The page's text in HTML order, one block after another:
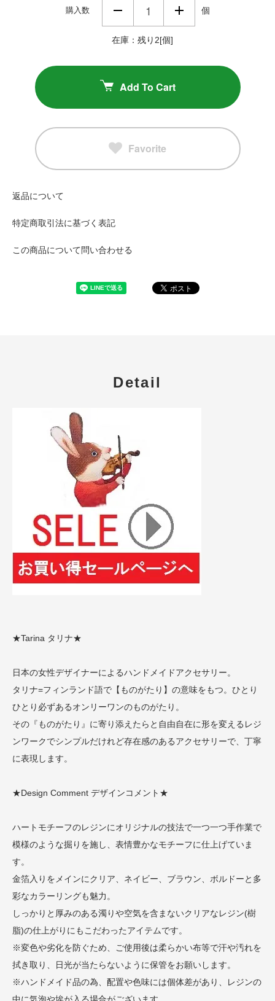
購入数 個
在庫：残り2[個]
Add To Cart
Favorite
返品について
特定商取引法に基づく表記
この商品について問い合わせる
Detail
★Tarina タリナ★
日本の女性デザイナーによるハンドメイドアクセサリー。
タリナ=フィンランド語で【ものがたり】の意味をもつ。ひとり
ひとり必ずあるオンリーワンのものがたり。
その『ものがたり』に寄り添えたらと自由自在に形を変えるレジ
ンワークでシンプルだけれど存在感のあるアクセサリーで、丁寧
に表現します。
★Design Comment デザインコメント★
ハートモチーフのレジンにオリジナルの技法で一つ一つ手作業で
模様のような掘りを施し、表情豊かなモチーフに仕上げていま
す。
金箔入りをメインにクリア、ネイビー、ブラウン、ボルドーと多
彩なカラーリングも魅力。
しっかりと厚みのある濁りや空気を含まないクリアなレジン(樹
脂)の仕上がりにもこだわったアイテムです。
※変色や劣化を防ぐため、ご使用後は柔らかい布等で汗や汚れを
拭き取り、日光が当たらないように保管をお願いします。
※ハンドメイド品の為、配置や色味には個体差があり、レジンの